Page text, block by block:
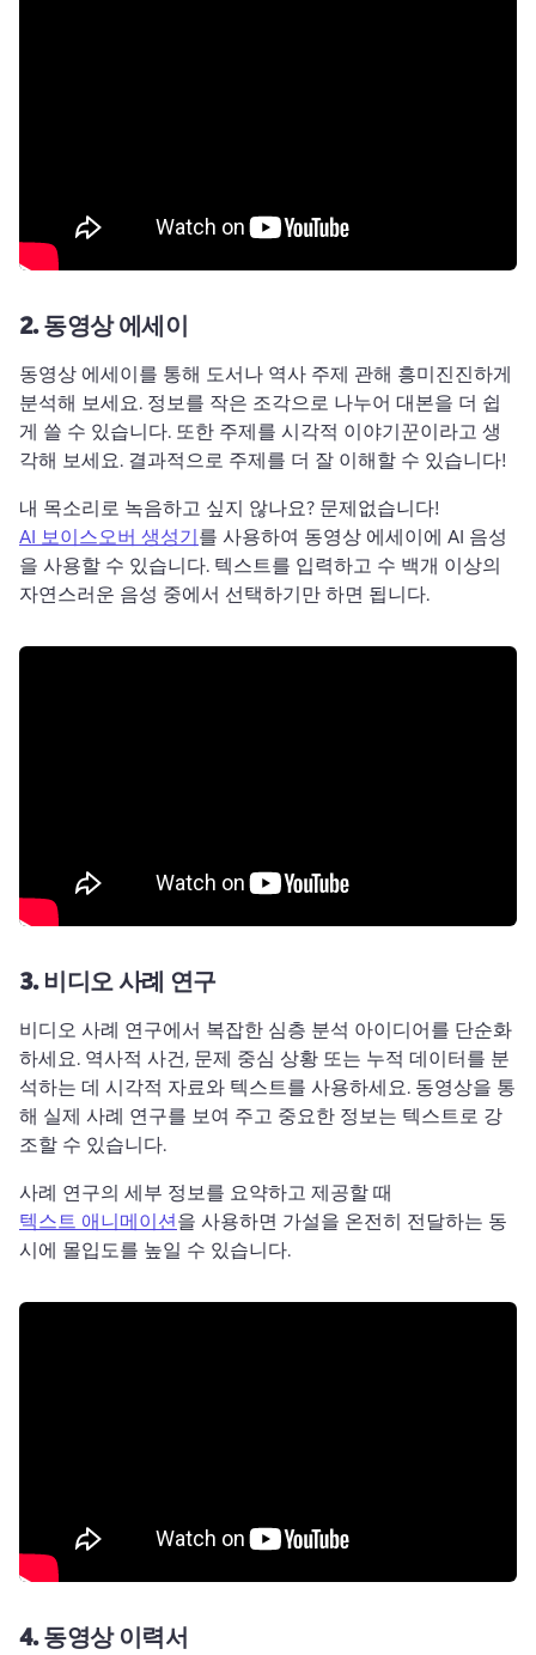
2.동영상 에세이
동영상 에세이를 통해 도서나 역사 주제 관해 흥미진진하게
분석해 보세요. 정보를 작은 조각으로 나누어 대본을 더 쉽
게 쓸 수 있습니다. 또한 주제를 시각적 이야기꾼이라고 생
각해 보세요. 결과적으로 주제를 더 잘 이해할 수 있습니다!
내 목소리로 녹음하고 싶지 않나요? 문제없습니다!
AI 보이스오버 생성기를 사용하여 동영상 에세이에 AI 음성
을 사용할 수 있습니다. 텍스트를 입력하고 수 백개 이상의
자연스러운 음성 중에서 선택하기만 하면 됩니다.
3.비디오 사례 연구
비디오 사례 연구에서 복잡한 심층 분석 아이디어를 단순화
하세요. 역사적 사건, 문제 중심 상황 또는 누적 데이터를 분
석하는 데 시각적 자료와 텍스트를 사용하세요. 동영상을 통
해 실제 사례 연구를 보여 주고 중요한 정보는 텍스트로 강
조할 수 있습니다.
사례 연구의 세부 정보를 요약하고 제공할 때
텍스트 애니메이션을 사용하면 가설을 온전히 전달하는 동
시에 몰입도를 높일 수 있습니다.
4.동영상 이력서